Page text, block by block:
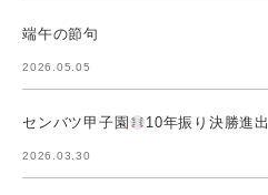
端午の節句
2026.05.05
センバツ甲子園 10年振り決勝進出
2026.03.30